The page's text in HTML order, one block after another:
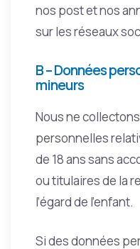
nos post et nos
sur les réseaux
B – Données
mineurs
Nous ne
personnelles
de 18 ans sans
ou titulaires de la
l’égard de l’enfant.
Si des données